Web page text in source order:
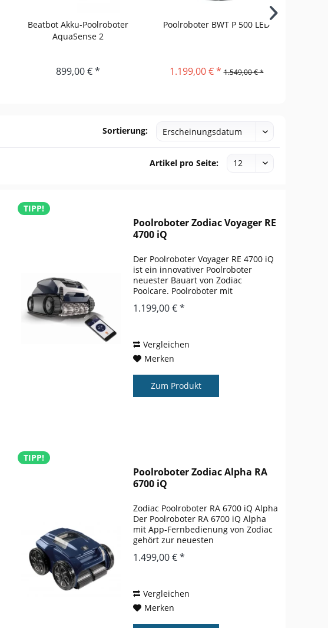
Beatbot Akku-Poolroboter
AquaSense 2
899,00 € *
Poolroboter BWT P 500 LED
1.199,00 € * 1.549,00 € *
Sortierung:
Artikel pro Seite:
TIPP!
Poolroboter Zodiac Voyager RE
4700 iQ
Der Poolroboter Voyager RE 4700 iQ
ist ein innovativer Poolroboter
neuester Bauart von Zodiac
Poolcare. Poolroboter mit
Fernbedienung: Den Voyager RE4700
iQ können Sie mit sowohl mit einem
1.199,00 € *
Vergleichen
Merken
Zum Produkt
TIPP!
Poolroboter Zodiac Alpha RA
6700 iQ
Zodiac Poolroboter RA 6700 iQ Alpha
Der Poolroboter RA 6700 iQ Alpha
mit App-Fernbedienung von Zodiac
gehört zur neuesten
Handy- oder Tablet-Fernbedienung:
1.499,00 € *
Vergleichen
Merken